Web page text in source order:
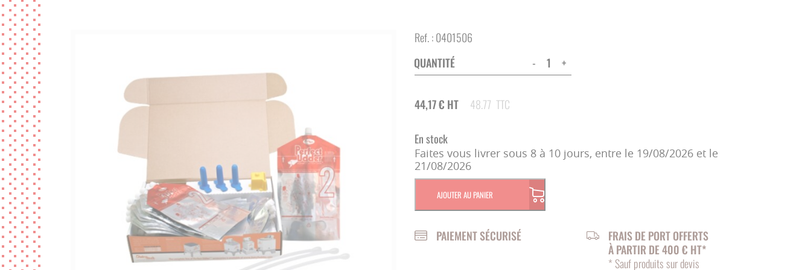
REPRODUCTION
ÉLEVAGE DU VEAU
CHAUFFAGE
Ref. :0401506
QUANTITÉ
- +
44,17€ HT 48.77 TTC
En stock
Faites vous livrer sous 8 à 10 jours, entre le 19/08/2026 et le
21/08/2026
AJOUTER AU PANIER
PAIEMENT SÉCURISÉ
FRAIS DE PORT OFFERTS
À PARTIR DE 400 € HT*
* Sauf produits sur devis